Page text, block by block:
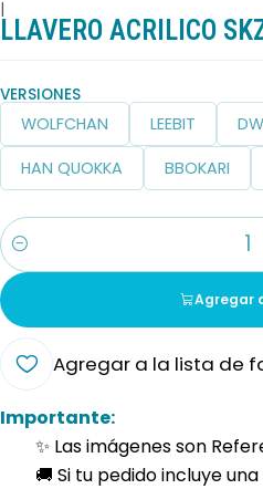
LLAVERO ACRILICO
VERSIONES
WOLFCHAN LEEBIT
HAN QUOKKA
BBOKARI
Cantidad
Agregar
Agregar a la lista de
Importante:
✨ Las imágenes son
🚚 Si tu pedido incluye una